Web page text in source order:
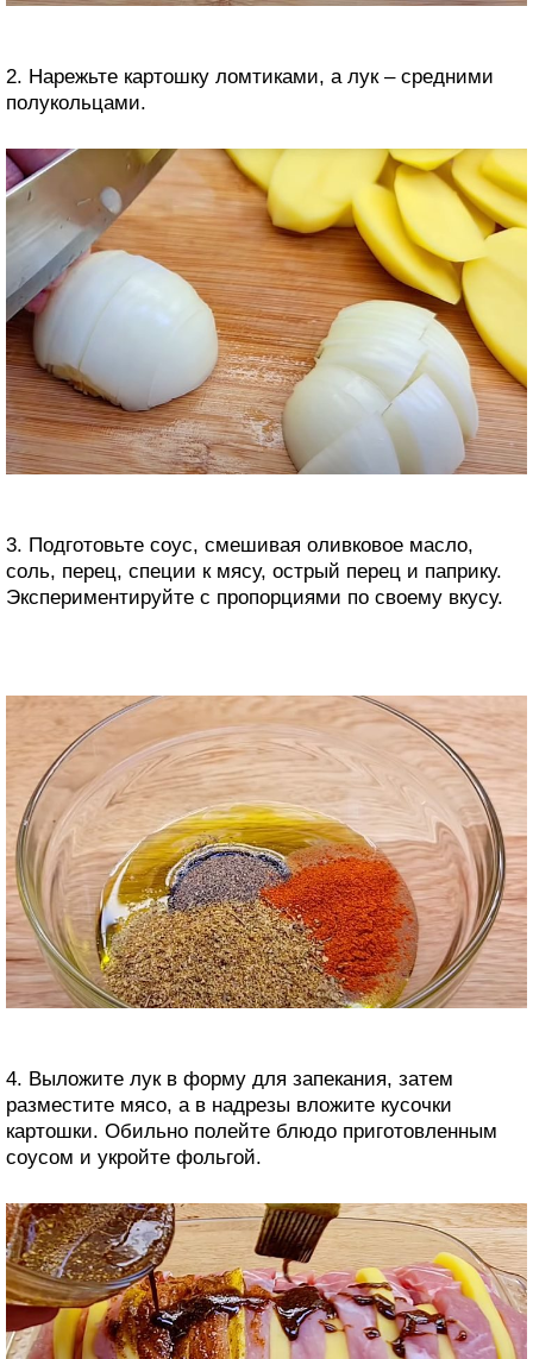
2. Нарежьте картошку ломтиками, а лук – средними
полукольцами.
3. Подготовьте соус, смешивая оливковое масло,
соль, перец, специи к мясу, острый перец и паприку.
Экспериментируйте с пропорциями по своему вкусу.
4. Выложите лук в форму для запекания, затем
разместите мясо, а в надрезы вложите кусочки
картошки. Обильно полейте блюдо приготовленным
соусом и укройте фольгой.